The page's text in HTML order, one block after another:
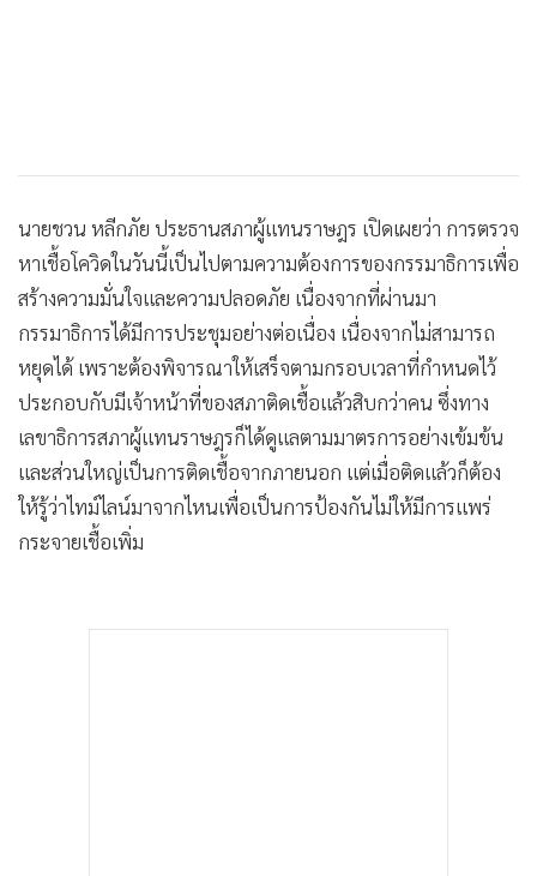
นายชวน หลีกภัย ประธานสภาผู้แทนราษฎร เปิดเผยว่า การตรวจ
หาเชื้อโควิดในวันนี้เป็นไปตามความต้องการของกรรมาธิการเพื่อ
สร้างความมั่นใจและความปลอดภัย เนื่องจากที่ผ่านมา
กรรมาธิการได้มีการประชุมอย่างต่อเนื่อง เนื่องจากไม่สามารถ
หยุดได้ เพราะต้องพิจารณาให้เสร็จตามกรอบเวลาที่กำหนดไว้
ประกอบกับมีเจ้าหน้าที่ของสภาติดเชื้อแล้วสิบกว่าคน ซึ่งทาง
เลขาธิการสภาผู้แทนราษฎรก็ได้ดูแลตามมาตรการอย่างเข้มข้น
และส่วนใหญ่เป็นการติดเชื้อจากภายนอก แต่เมื่อติดแล้วก็ต้อง
ให้รู้ว่าไทม์ไลน์มาจากไหนเพื่อเป็นการป้องกันไม่ให้มีการแพร่
กระจายเชื้อเพิ่ม